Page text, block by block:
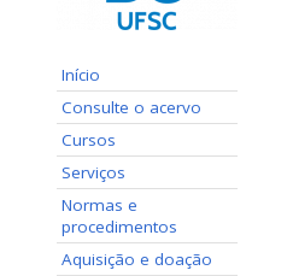
Início
Consulte o acervo
Cursos
Serviços
Normas e
procedimentos
Aquisição e doação